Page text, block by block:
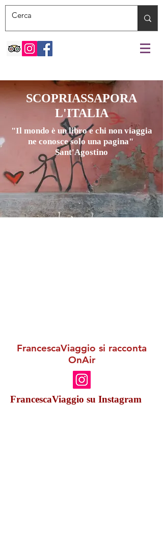
SCOPRIASSAPORA
L'ITALIA
"Il mondo è un libro e chi non viaggia
ne conosce solo una pagina"
Sant'Agostino
FrancescaViaggio si racconta
OnAir
FrancescaViaggio su Instagram